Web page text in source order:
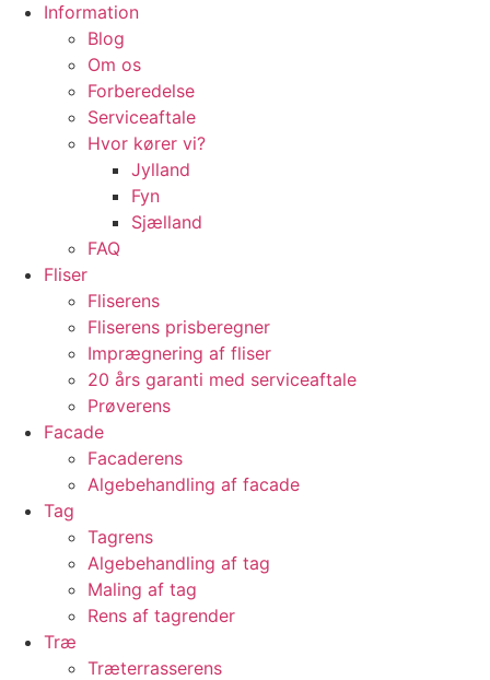
Information
Blog
Om os
Forberedelse
Serviceaftale
Hvor kører vi?
Jylland
Fyn
Sjælland
FAQ
Fliser
Fliserens
Fliserens prisberegner
Imprægnering af fliser
20 års garanti med serviceaftale
Prøverens
Facade
Facaderens
Algebehandling af facade
Tag
Tagrens
Algebehandling af tag
Maling af tag
Rens af tagrender
Træ
Træterrasserens